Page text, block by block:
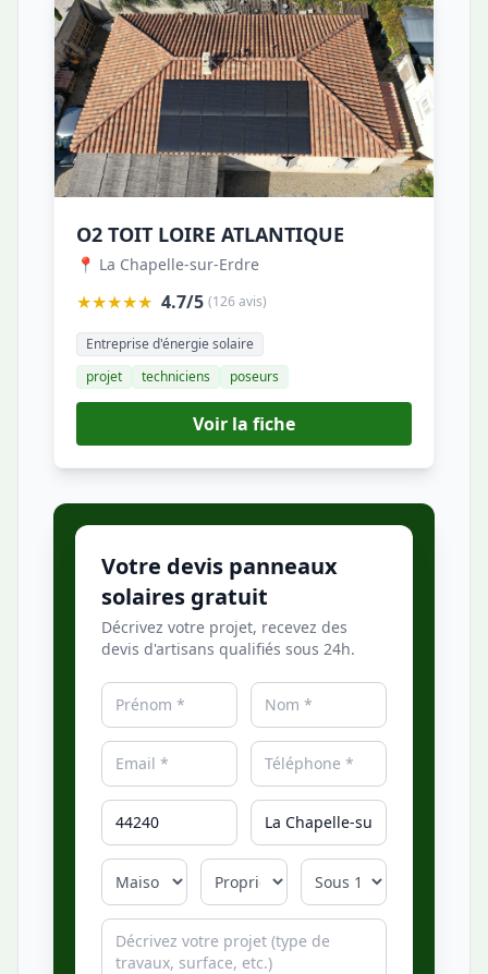
O2 TOIT LOIRE ATLANTIQUE
📍 La Chapelle-sur-Erdre
★★★★★ 4.7/5 (126 avis)
Entreprise d'énergie solaire
projet
techniciens poseurs
Voir la fiche
Votre devis panneaux
solaires gratuit
Décrivez votre projet, recevez des
devis d'artisans qualifiés sous 24h.